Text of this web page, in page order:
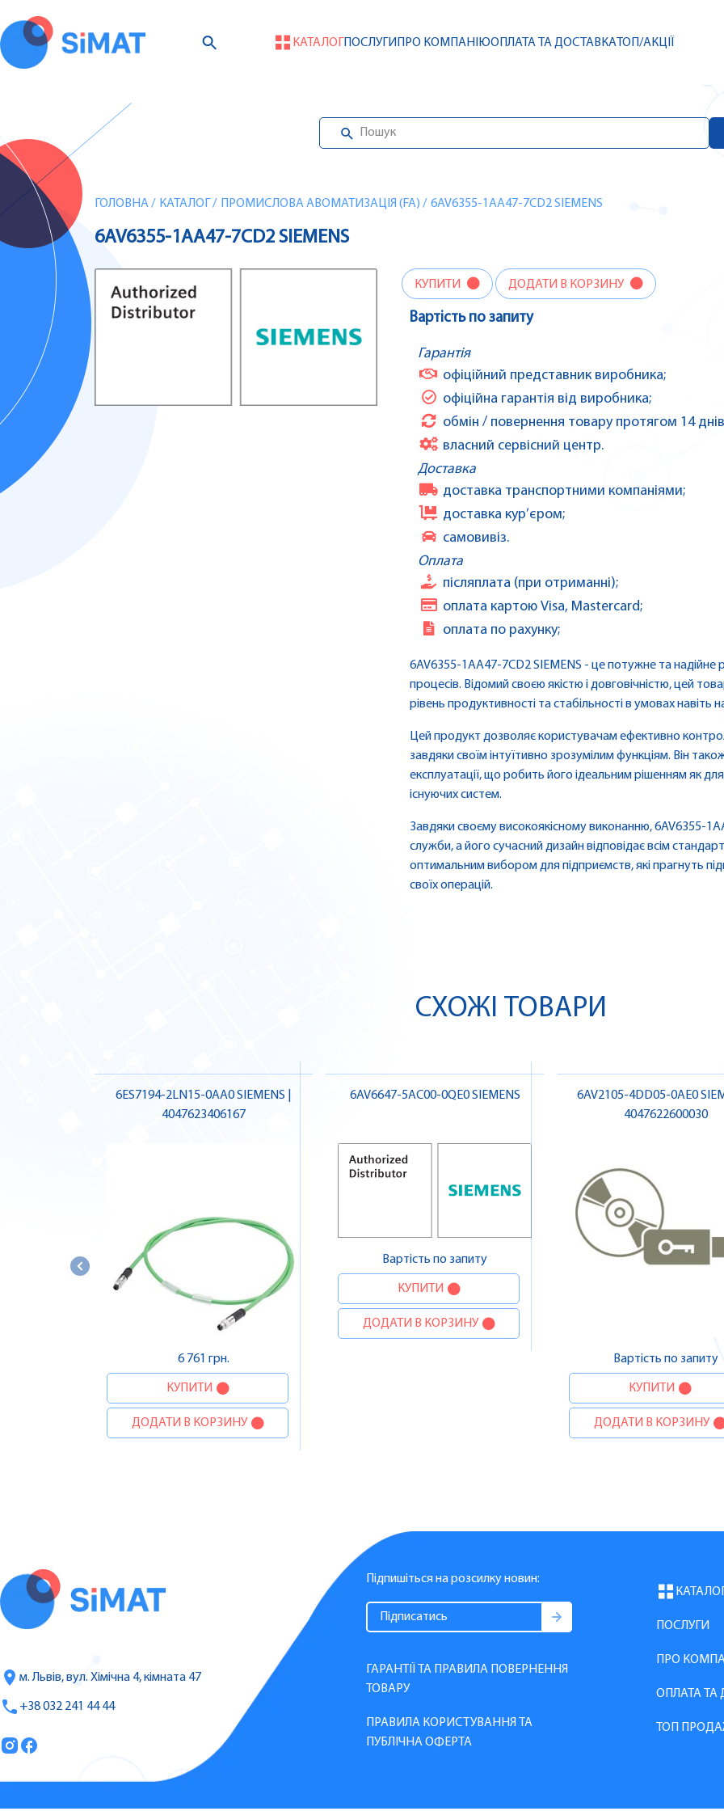
КАТАЛОГПОСЛУГИ ПРО КОМПАНІЮОПЛАТА ТА ДОСТАВКАТОП/АКЦІЇ
ГОЛОВНА/ КАТАЛОГ / ПРОМИСЛОВА АВОМАТИЗАЦІЯ (FA) / 6AV6355-1AA47-7CD2 SIEMENS
6AV6355-1AA47-7CD2 SIEMENS
КУПИТИ ДОДАТИ В КОРЗИНУ
Вартість по запиту
Гарантія
офіційний представник виробника;
офіційна гарантія від виробника;
обмін / повернення товару протягом 14
власний сервісний центр.
Доставка
доставка транспортними компаніями;
доставка кур’єром;
самовивіз.
Оплата
післяплата (при отриманні);
оплата картою Visa, Mastercard;
оплата по рахунку;
6AV6355-1AA47-7CD2 SIEMENS - це потужне та надійне
процесів. Відомий своєю якістю і довговічністю, цей
рівень продуктивності та стабільності в умовах
Цей продукт дозволяє користувачам ефективно
завдяки своїм інтуїтивно зрозумілим функціям. Він
експлуатації, що робить його ідеальним рішенням як
існуючих систем.
Завдяки своєму високоякісному виконанню, 6AV6355-
служби, а його сучасний дизайн відповідає всім
оптимальним вибором для підприємств, які прагнуть
своїх операцій.
СХОЖІ ТОВАРИ
6ES7194-2LN15-0AA0 SIEMENS |
4047623406167
6 761 грн.
КУПИТИ
ДОДАТИ В КОРЗИНУ
6AV6647-5AC00-0QE0 SIEMENS
Вартість по запиту
КУПИТИ
ДОДАТИ В КОРЗИНУ
6AV2105-4DD05-0AE0
4047622600030
Вартість по запиту
КУПИТИ
ДОДАТИ В КОРЗИНУ
м. Львів, вул. Хімічна 4, кімната 47
+38 032 241 44 44
Підпишіться на розсилку новин:
ГАРАНТІЇ ТА ПРАВИЛА ПОВЕРНЕННЯ
ТОВАРУ
ПРАВИЛА КОРИСТУВАННЯ ТА
ПУБЛІЧНА ОФЕРТА
КАТАЛОГ
ПОСЛУГИ
ПРО
ОПЛАТА ТА
ТОП